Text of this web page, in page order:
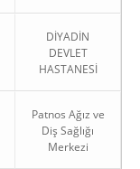
DİYADİN
DEVLET
HASTANESİ
Patnos Ağız ve
Diş Sağlığı
Merkezi